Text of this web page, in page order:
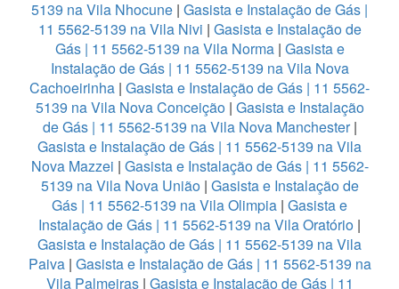
5139 na Vila Nhocune | Gasista e Instalação de Gás |
11 5562-5139 na Vila Nivi | Gasista e Instalação de
Gás | 11 5562-5139 na Vila Norma| Gasista e
Instalação de Gás | 11 5562-5139 na Vila Nova
Cachoeirinha | Gasista e Instalação de Gás | 11 5562-
5139 na Vila Nova Conceição| Gasista e Instalação
de Gás | 11 5562-5139 na Vila Nova Manchester|
Gasista e Instalação de Gás | 11 5562-5139 na Vila
Nova Mazzei | Gasista e Instalação de Gás | 11 5562-
5139 na Vila Nova União| Gasista e Instalação de
Gás | 11 5562-5139 na Vila Olimpia | Gasista e
Instalação de Gás | 11 5562-5139 na Vila Oratório |
Gasista e Instalação de Gás | 11 5562-5139 na Vila
Paiva| Gasista e Instalação de Gás | 11 5562-5139 na
Vila Palmeiras| Gasista e Instalação de Gás | 11